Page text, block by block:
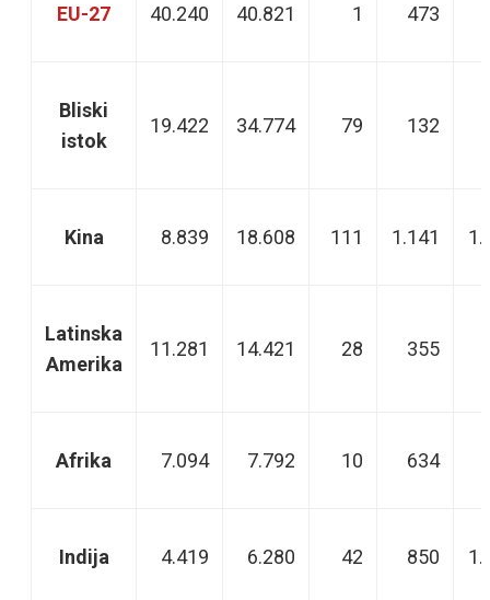
EU-27 40.240 40.821 1 473
Bliski
istok
19.422 34.774 79 132
Kina 8.839 18.608 111 1.141
Latinska
Amerika
11.281 14.421 28 355
Afrika 7.094 7.792 10 634
Indija 4.419 6.280 42 850